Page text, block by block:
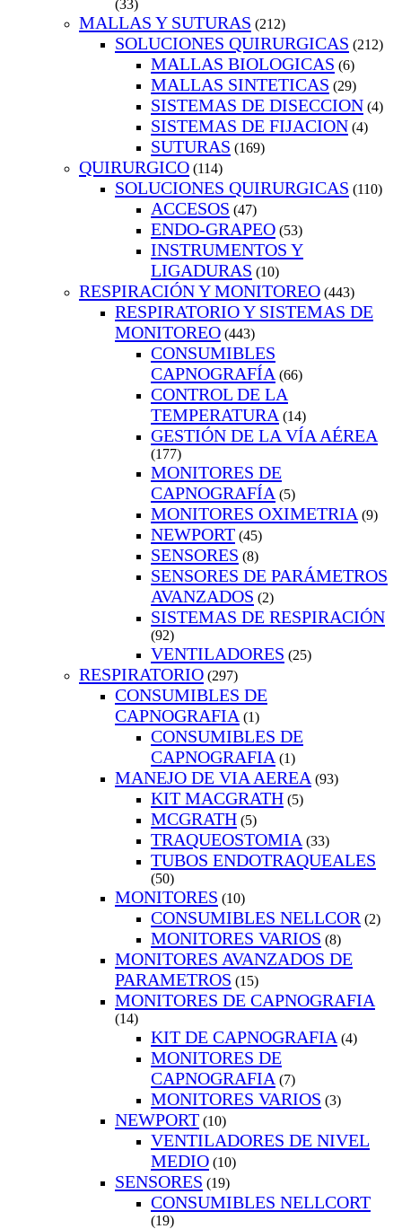
(33)
MALLAS Y SUTURAS (212)
SOLUCIONES QUIRURGICAS (212)
MALLAS BIOLOGICAS (6)
MALLAS SINTETICAS (29)
SISTEMAS DE DISECCION (4)
SISTEMAS DE FIJACION (4)
SUTURAS (169)
QUIRURGICO (114)
SOLUCIONES QUIRURGICAS (110)
ACCESOS (47)
ENDO-GRAPEO (53)
INSTRUMENTOS Y
LIGADURAS (10)
RESPIRACIÓN Y MONITOREO (443)
RESPIRATORIO Y SISTEMAS DE
MONITOREO (443)
CONSUMIBLES
CAPNOGRAFÍA (66)
CONTROL DE LA
TEMPERATURA (14)
GESTIÓN DE LA VÍA AÉREA
(177)
MONITORES DE
CAPNOGRAFÍA (5)
MONITORES OXIMETRIA (9)
NEWPORT (45)
SENSORES (8)
SENSORES DE PARÁMETROS
AVANZADOS (2)
SISTEMAS DE RESPIRACIÓN
(92)
VENTILADORES (25)
RESPIRATORIO (297)
CONSUMIBLES DE
CAPNOGRAFIA (1)
CONSUMIBLES DE
CAPNOGRAFIA (1)
MANEJO DE VIA AEREA (93)
KIT MACGRATH (5)
MCGRATH (5)
TRAQUEOSTOMIA (33)
TUBOS ENDOTRAQUEALES
(50)
MONITORES (10)
CONSUMIBLES NELLCOR (2)
MONITORES VARIOS (8)
MONITORES AVANZADOS DE
PARAMETROS (15)
MONITORES DE CAPNOGRAFIA
(14)
KIT DE CAPNOGRAFIA (4)
MONITORES DE
CAPNOGRAFIA (7)
MONITORES VARIOS (3)
NEWPORT (10)
VENTILADORES DE NIVEL
MEDIO (10)
SENSORES (19)
CONSUMIBLES NELLCORT
(19)